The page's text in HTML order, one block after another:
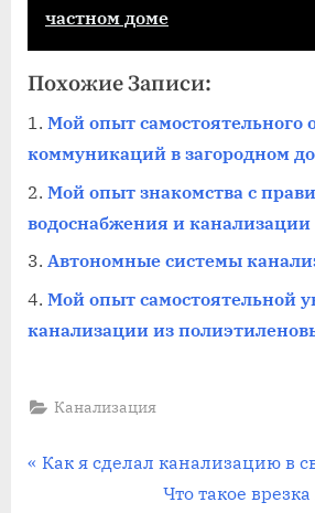
частном доме
Похожие Записи:
Мой опыт самостоятельного
коммуникаций в загородном
Мой опыт знакомства с
водоснабжения и канализации
Автономные системы
Мой опыт самостоятельной
канализации из
Канализация
Навигация
П
Как я сделал канализацию в
С
Что такое